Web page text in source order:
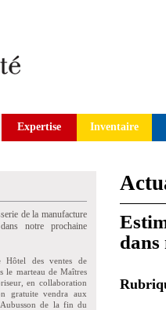
Expertise Inventaire
de la manufacture
notre prochaine
Hôtel des ventes de
le marteau de Maîtres
en collaboration
gratuite vendra aux
de la fin du
dans